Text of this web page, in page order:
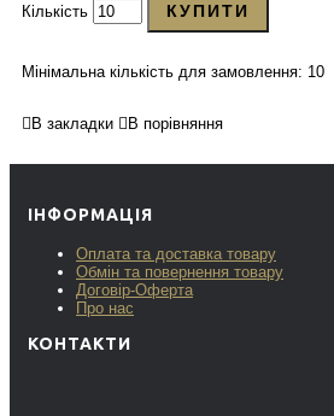
Кількість КУПИТИ
Мінімальна кількість для замовлення: 10
В закладки В порівняння
ІНФОРМАЦІЯ
Оплата та доставка товару
Обмін та повернення товару
Договір-Оферта
Про нас
КОНТАКТИ